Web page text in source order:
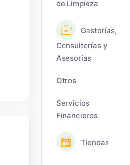
de Limpieza
Gestorías,
Consultorías y
Asesorías
Otros
Servicios
Financieros
Tiendas